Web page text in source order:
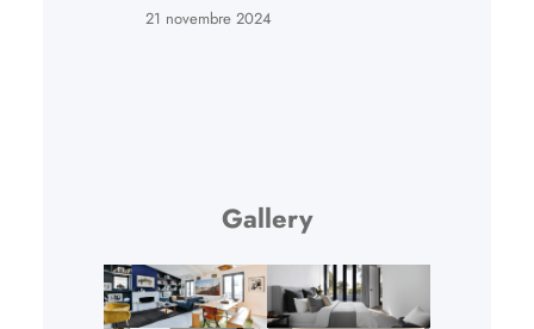
21 novembre 2024
Gallery